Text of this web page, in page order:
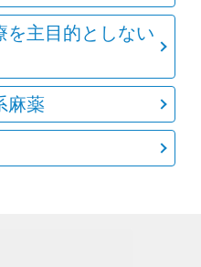
を主目的としない
麻薬